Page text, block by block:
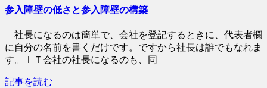
参入障壁の低さと参入障壁の構築
社長になるのは簡単で、会社を登記するときに、代表者欄
に自分の名前を書くだけです。ですから社長は誰でもなれま
す。ＩＴ会社の社長になるのも、同
記事を読む